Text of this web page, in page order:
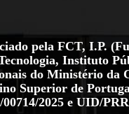
pela FCT, I.P.
Instituto
do Ministério da
Superior de
2025 e UID/